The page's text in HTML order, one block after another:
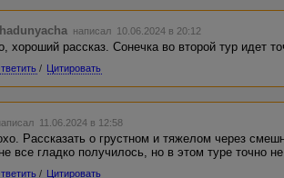
написал 10.06.2024 в 20:12
хороший рассказ. Сонечка во второй тур идет
/ Цитировать
11.06.2024 в 12:58
Рассказать о грустном и тяжелом через
все гладко получилось, но в этом туре точно
/ Цитировать